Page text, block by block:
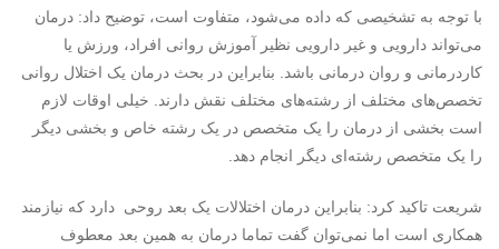
با توجه به تشخیصی که داده می‌شود، متفاوت است، توضیح داد: درمان
می‌تواند دارویی و غیر دارویی نظیر آموزش روانی افراد، ورزش یا
کاردرمانی و روان درمانی باشد. بنابراین در بحث درمان یک اختلال روانی
تخصص‌های مختلف از رشته‌های مختلف نقش دارند. خیلی اوقات لازم
است بخشی از درمان را یک متخصص در یک رشته خاص و بخشی دیگر
را یک متخصص رشته‌ای دیگر انجام دهد.
شریعت تاکید کرد: بنابراین درمان اختلالات یک بعد روحی دارد که نیازمند
همکاری است اما نمی‌توان گفت تماما درمان به همین بعد معطوف